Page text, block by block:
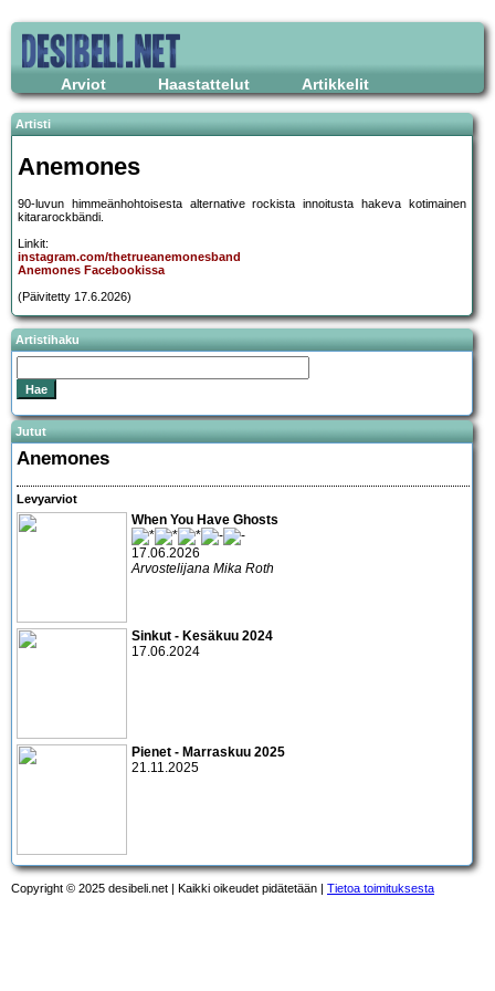
Arviot Haastattelut Artikkelit
Artisti
Anemones
90-luvun himmeänhohtoisesta alternative rockista innoitusta hakeva kotimainen
kitararockbändi.
Linkit:
instagram.com/thetrueanemonesband
Anemones Facebookissa
(Päivitetty 17.6.2026)
Artistihaku
Jutut
Anemones
Levyarviot
When You Have Ghosts
17.06.2026
Arvostelijana Mika Roth
Sinkut - Kesäkuu 2024
17.06.2024
Pienet - Marraskuu 2025
21.11.2025
Copyright © 2025 desibeli.net | Kaikki oikeudet pidätetään | Tietoa toimituksesta